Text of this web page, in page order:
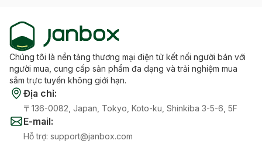
Chúng tôi là nền tảng thương mại điện tử kết nối người bán với
người mua, cung cấp sản phẩm đa dạng và trải nghiệm mua
sắm trực tuyến không giới hạn.
Địa chỉ:
〒136-0082, Japan, Tokyo, Koto-ku, Shinkiba 3-5-6, 5F
E-mail:
Hỗ trợ: support@janbox.com